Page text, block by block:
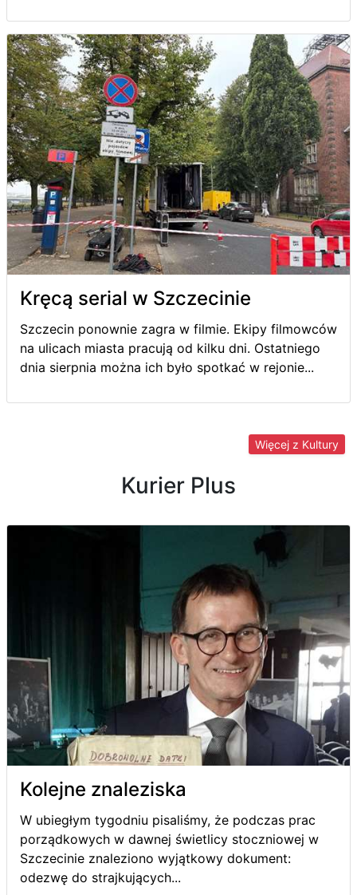
Kręcą serial w Szczecinie
Szczecin ponownie zagra w filmie. Ekipy filmowców
na ulicach miasta pracują od kilku dni. Ostatniego
dnia sierpnia można ich było spotkać w rejonie...
Więcej z Kultury
Kurier Plus
Kolejne znaleziska
W ubiegłym tygodniu pisaliśmy, że podczas prac
porządkowych w dawnej świetlicy stoczniowej w
Szczecinie znaleziono wyjątkowy dokument:
odezwę do strajkujących...